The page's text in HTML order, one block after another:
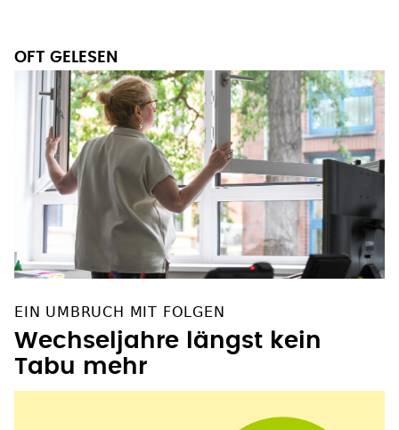
OFT GELESEN
EIN UMBRUCH MIT FOLGEN
Wechseljahre längst kein
Tabu mehr